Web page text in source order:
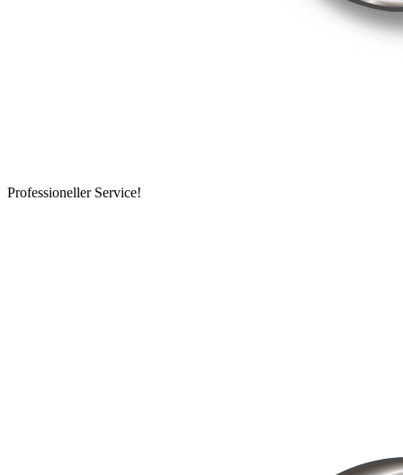
Professioneller Service!